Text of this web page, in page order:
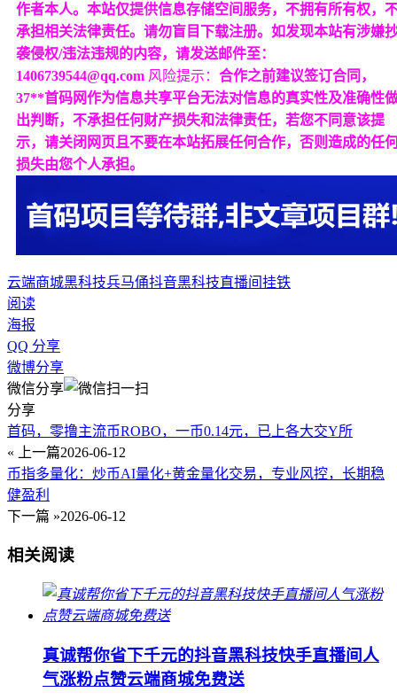
作者本人。本站仅提供信息存储空间服务，不拥有所有权，
承担相关法律责任。请勿盲目下载注册。如发现本站有涉嫌
袭侵权/违法违规的内容，请发送邮件至：
1406739544@qq.com 风险提示： 合作之前建议签订合同，
37**首码网作为信息共享平台无法对信息的真实性及准确性
出判断，不承担任何财产损失和法律责任，若您不同意该提
示，请关闭网页且不要在本站拓展任何合作，否则造成的任
损失由您个人承担。
云端商城黑科技兵马俑抖音黑科技直播间挂铁
阅读
海报
QQ 分享
微博分享
微信分享
分享
首码，零撸主流币ROBO，一币0.14元，已上各大交Y所
« 上一篇2026-06-12
币指多量化：炒币AI量化+黄金量化交易，专业风控，长期稳
健盈利
下一篇 »2026-06-12
相关阅读
真诚帮你省下千元的抖音黑科技快手直播间人
气涨粉点赞云端商城免费送